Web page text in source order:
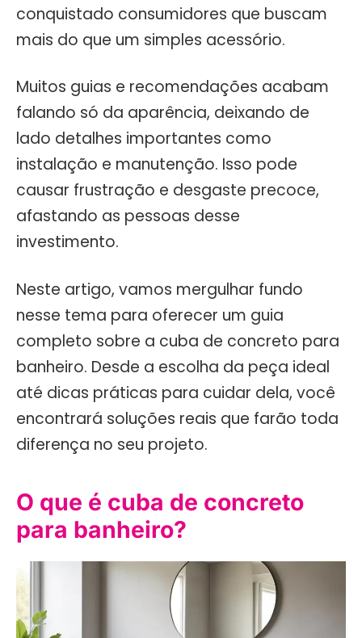
conquistado consumidores que buscam
mais do que um simples acessório.
Muitos guias e recomendações acabam
falando só da aparência, deixando de
lado detalhes importantes como
instalação e manutenção. Isso pode
causar frustração e desgaste precoce,
afastando as pessoas desse
investimento.
Neste artigo, vamos mergulhar fundo
nesse tema para oferecer um guia
completo sobre a cuba de concreto para
banheiro. Desde a escolha da peça ideal
até dicas práticas para cuidar dela, você
encontrará soluções reais que farão toda
diferença no seu projeto.
O que é cuba de concreto
para banheiro?